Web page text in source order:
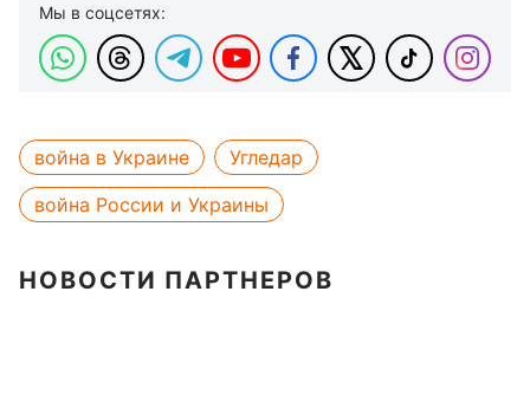
Мы в соцсетях:
война в Украине
Угледар
война России и Украины
НОВОСТИ ПАРТНЕРОВ